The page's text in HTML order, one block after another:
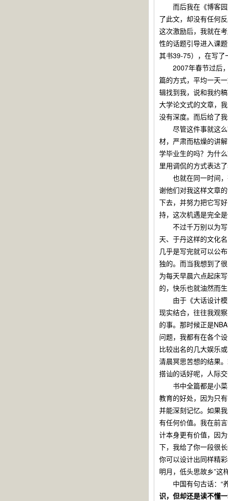
而后我在《博客园
了此文，却没有任何
这次激励后，我就在
性的话题引导进入课
其书39-75），在写了
2007年春节过后，
篇的方式，平均一天
辑找到我，说和我约
大学论文式的文章，
没有深度。而后给了
尽管这件事就这么
材，严肃而枯燥的讲
学毕业生的吗？为什
里用调侃的方式表达
也就在同一时间，
谢他们对我这样文章
下去，并努力把它写
持，这次机遇是完全
不过千万别以为写
天、于丹这样的文化
几乎是写完就可以公
独的。而当我想到了
为每天早晨六点起床
的，快乐也就油然而生
由于《大话设计模
现实结合，往往我观
的事。那时候正是
问题，我都有在各个
比较出名的几大娱乐
清晨冥思苦想的结果
搭讪的话好呢，人际
书中全篇都是小菜
教育的好处，因为只
并能深刻记忆。如果
有任何价值。我在前
计本身更有价值，因
下，我给了你一段很
你可以设计出同样精
明月，低头思故乡”这
中国有句古话：“养
识，但却还是读不懂